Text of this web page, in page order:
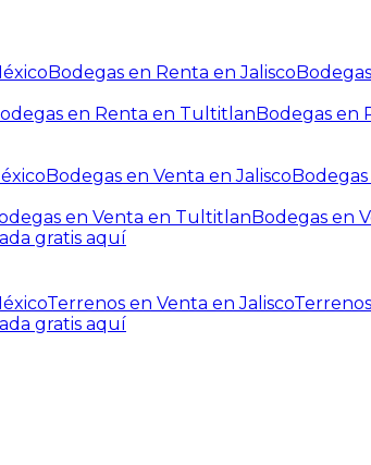
Bodegas en Renta en Jalisco
en Renta en TultitlanBodegas en
Bodegas en Venta en Jalisco
en Venta en TultitlanBodegas en
gratis aquí
Terrenos en Venta en Jalisco
gratis aquí